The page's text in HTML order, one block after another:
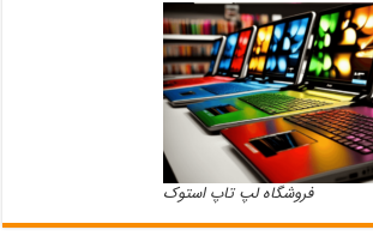
فروشگاه لپ تاپ استوک